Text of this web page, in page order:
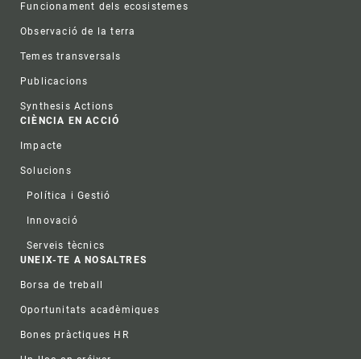
Funcionament dels ecosistemes
Observació de la terra
Temes transversals
Publicacions
Synthesis Actions
CIÈNCIA EN ACCIÓ
Impacte
Solucions
Política i Gestió
Innovació
Serveis tècnics
UNEIX-TE A NOSALTRES
Borsa de treball
Oportunitats acadèmiques
Bones pràctiques HR